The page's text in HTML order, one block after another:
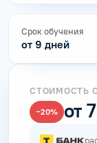
Срок обучения
от 9 дней
СТОИМОСТЬ
−20% от